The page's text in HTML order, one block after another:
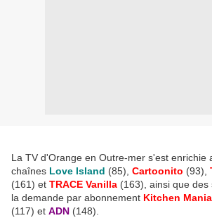
La TV d'Orange en Outre-mer s'est enrichie
chaînes Love Island (85), Cartoonito (93),
(161) et TRACE Vanilla (163), ainsi que des
la demande par abonnement Kitchen Mania
(117) et ADN (148).